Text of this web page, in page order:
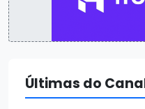
Últimas do